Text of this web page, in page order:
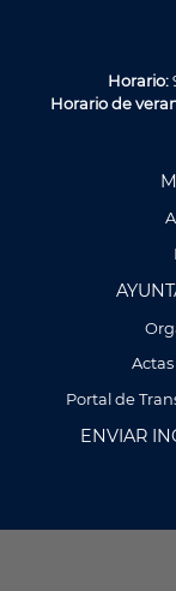
Utilizamos
nuestros
tus preferencias
Horario:
Horario de
Portal de
ENVIAR